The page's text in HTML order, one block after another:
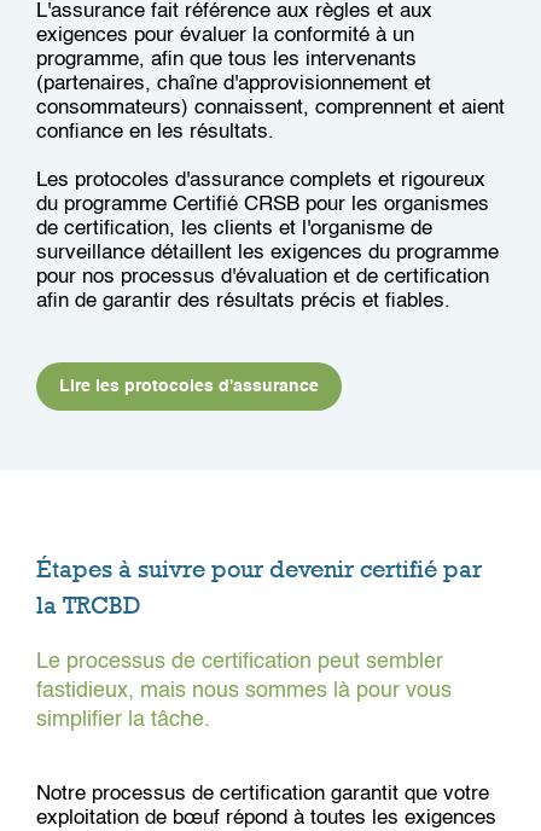
L'assurance fait référence aux règles et aux
exigences pour évaluer la conformité à un
programme, afin que tous les intervenants
(partenaires, chaîne d'approvisionnement et
consommateurs) connaissent, comprennent et aient
confiance en les résultats.
Les protocoles d'assurance complets et rigoureux
du programme Certifié CRSB pour les organismes
de certification, les clients et l'organisme de
surveillance détaillent les exigences du programme
pour nos processus d'évaluation et de certification
afin de garantir des résultats précis et fiables.
Lire les protocoles d'assurance
Étapes à suivre pour devenir certifié par
la TRCBD
Le processus de certification peut sembler
fastidieux, mais nous sommes là pour vous
simplifier la tâche.
Notre processus de certification garantit que votre
exploitation de bœuf répond à toutes les exigences